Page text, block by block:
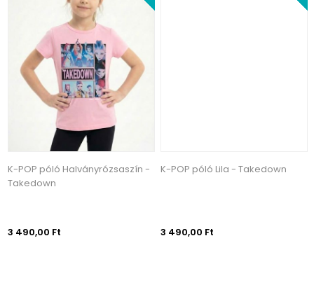
K-POP póló Halványrózsaszín -
Takedown
3 490,00 Ft
K-POP póló Lila - Takedown
3 490,00 Ft